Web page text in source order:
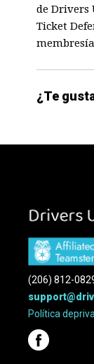
de
Ticket
¿Te
(206) 812-
Política de